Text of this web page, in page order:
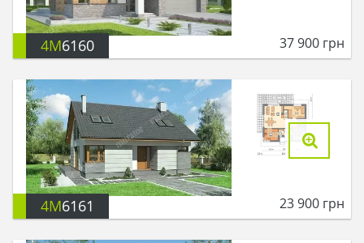
4M6160 37 900 грн
4M6161 23 900 грн